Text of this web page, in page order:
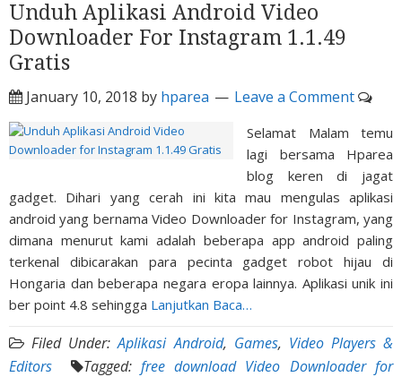
Unduh Aplikasi Android Video
Downloader For Instagram 1.1.49
Gratis
January 10, 2018 by hparea Leave a Comment
Selamat Malam temu
lagi bersama Hparea
blog keren di jagat
gadget. Dihari yang cerah ini kita mau mengulas aplikasi
android yang bernama Video Downloader for Instagram, yang
dimana menurut kami adalah beberapa app android paling
terkenal dibicarakan para pecinta gadget robot hijau di
Hongaria dan beberapa negara eropa lainnya. Aplikasi unik ini
ber point 4.8 sehingga Lanjutkan Baca…
Filed Under:Aplikasi Android, Games, Video Players &
Editors
Tagged: free download Video Downloader for